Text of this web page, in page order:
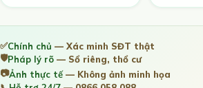
✅Chính chủ — Xác minh SĐT thật
🛡️Pháp lý rõ — Sổ riêng, thổ cư
📷Ảnh thực tế— Không ảnh minh họa